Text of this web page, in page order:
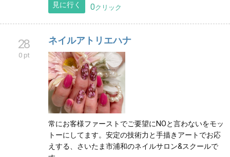
見に行く 0クリック
28
0 pt
ネイルアトリエハナ
常にお客様ファーストでご要望にNOと言わないをモッ
トーにしてます。安定の技術力と手描きアートでお応
えする、さいたま市浦和のネイルサロン&スクールで